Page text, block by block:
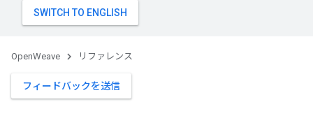
OpenWeave リファレンス
フィードバックを送信